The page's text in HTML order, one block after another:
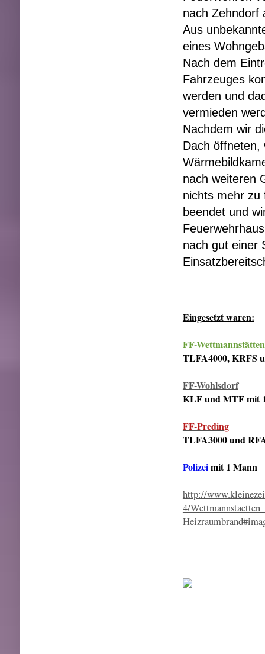
nach Zehndorf
Aus
eines
Nach dem
Fahrzeuges
werden und
vermieden
Nachdem wir
Dach öffneten,
nach weiteren
nichts mehr zu
beendet und
nach gut einer
Eingesetzt waren:
FF-Wettmannstätten
TLFA4000, KRFS
FF-Wohlsdorf
KLF und MTF mit
FF-Preding
TLFA3000 und
Polizeimit 1 Mann
http://
4/